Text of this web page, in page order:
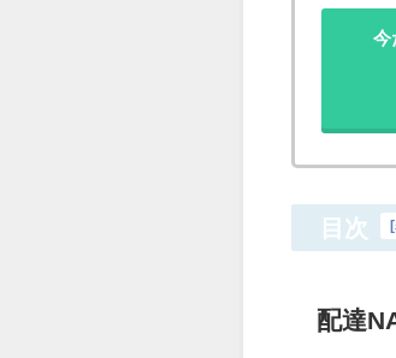
今
目次 [
配達